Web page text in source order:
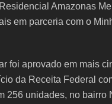
Amazonas
em parceria com o
foi aprovado em mais
da Receita Federal
256 unidades, no bairro